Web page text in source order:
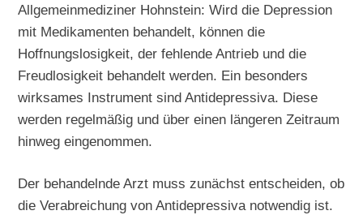
Allgemeinmediziner Hohnstein: Wird die Depression
mit Medikamenten behandelt, können die
Hoffnungslosigkeit, der fehlende Antrieb und die
Freudlosigkeit behandelt werden. Ein besonders
wirksames Instrument sind Antidepressiva. Diese
werden regelmäßig und über einen längeren Zeitraum
hinweg eingenommen.
Der behandelnde Arzt muss zunächst entscheiden, ob
die Verabreichung von Antidepressiva notwendig ist.